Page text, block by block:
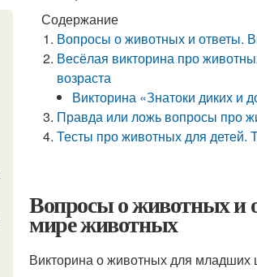
Содержание
Вопросы о животных и ответы.
Весёлая викторина про
возраста
Викторина «Знатоки диких и
Правда или ложь вопросы про
Тесты про животных для детей.
Вопросы о животных и
мире животных
Викторина о животных для младших